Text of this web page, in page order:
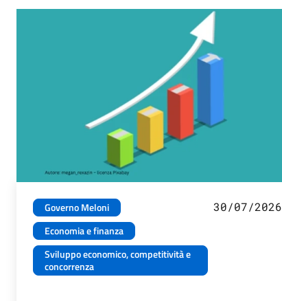
Governo Meloni
Economia e finanza
Sviluppo economico, competitività e
concorrenza
30/07/2026